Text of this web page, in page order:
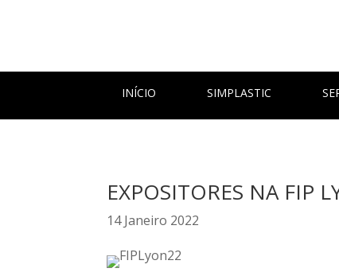
INÍCIO SIMPLASTIC
EXPOSITORES NA FIP
14 Janeiro 2022